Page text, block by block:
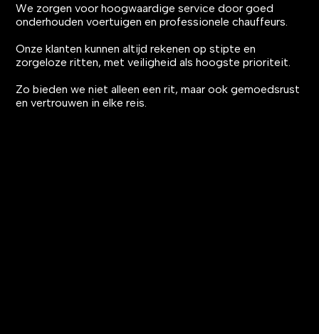
We zorgen voor hoogwaardige service door goed
onderhouden voertuigen en professionele chauffeurs.
Onze klanten kunnen altijd rekenen op stipte en
zorgeloze ritten, met veiligheid als hoogste prioriteit.
Zo bieden we niet alleen een rit, maar ook gemoedsrust
en vertrouwen in elke reis.